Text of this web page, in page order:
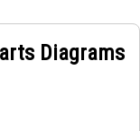
Parts Diagrams